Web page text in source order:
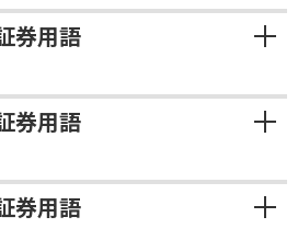
券用語
券用語
券用語